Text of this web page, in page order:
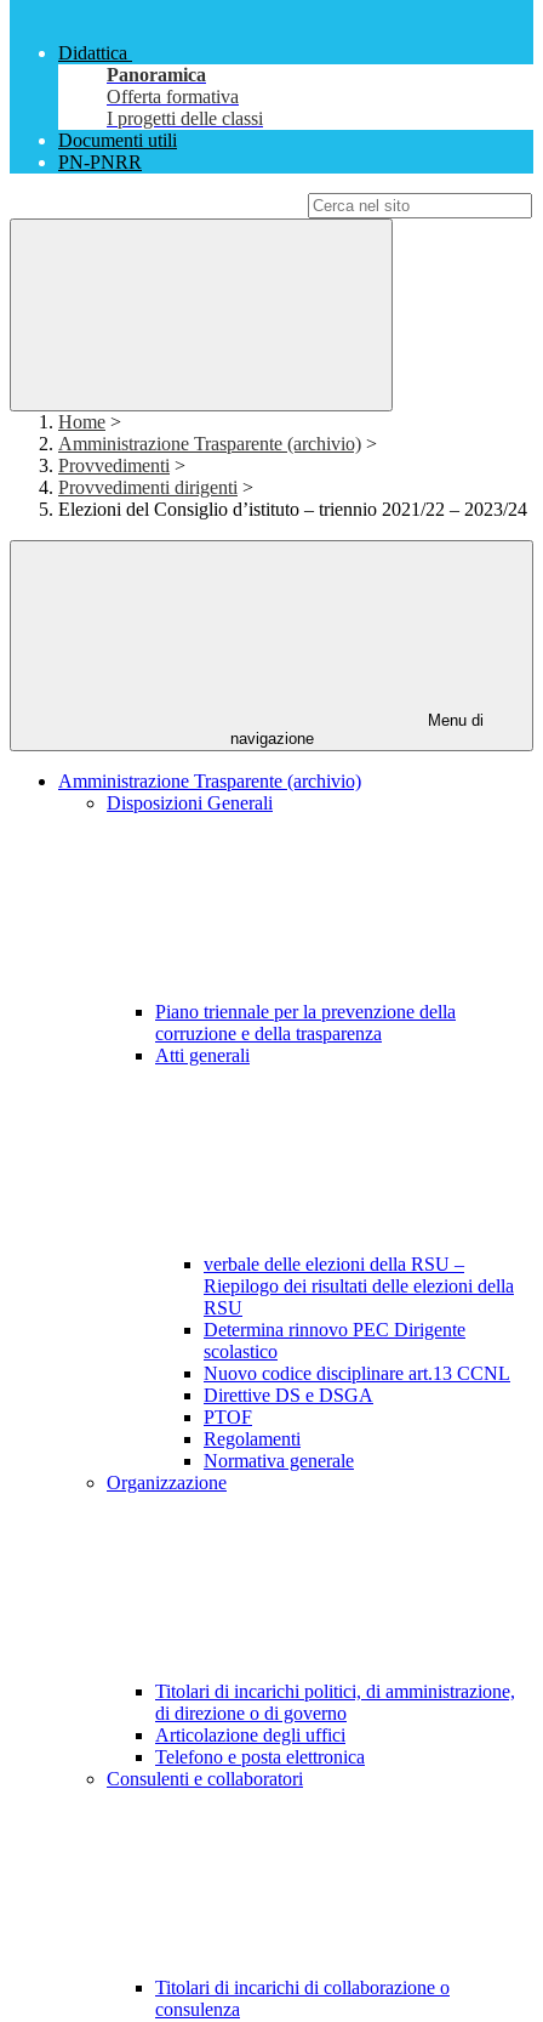
Didattica
Panoramica
Offerta formativa
I progetti delle classi
Documenti utili
PN-PNRR
Home >
Amministrazione Trasparente (archivio) >
Provvedimenti >
Provvedimenti dirigenti >
Elezioni del Consiglio d’istituto – triennio 2021/22 – 2023/24
Menu di
navigazione
Amministrazione Trasparente (archivio)
Disposizioni Generali
Piano triennale per la prevenzione della
corruzione e della trasparenza
Atti generali
verbale delle elezioni della RSU –
Riepilogo dei risultati delle elezioni della
RSU
Determina rinnovo PEC Dirigente
scolastico
Nuovo codice disciplinare art.13 CCNL
Direttive DS e DSGA
PTOF
Regolamenti
Normativa generale
Organizzazione
Titolari di incarichi politici, di amministrazione,
di direzione o di governo
Articolazione degli uffici
Telefono e posta elettronica
Consulenti e collaboratori
Titolari di incarichi di collaborazione o
consulenza